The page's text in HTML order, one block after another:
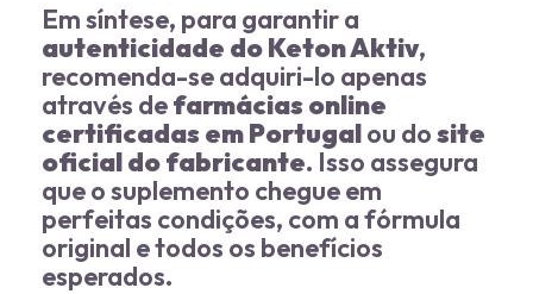
Em síntese, para garantir a
autenticidade do Keton Aktiv,
recomenda-se adquiri-lo apenas
através defarmácias online
certificadas em Portugalou dosite
oficial do fabricante. Isso assegura
que o suplemento chegue em
perfeitas condições, com a fórmula
original e todos os benefícios
esperados.